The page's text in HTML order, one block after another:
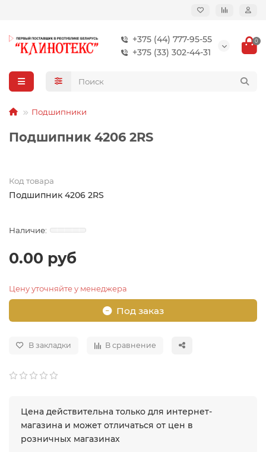
+375 (44) 777-95-55
+375 (33) 302-44-31
0
Подшипники
Подшипник 4206 2RS
Код товара
Подшипник 4206 2RS
0.00 руб
Цену уточняйте у менеджера
Под заказ
В закладки В сравнение
Цена действительна только для интернет-
магазина и может отличаться от цен в
розничных магазинах